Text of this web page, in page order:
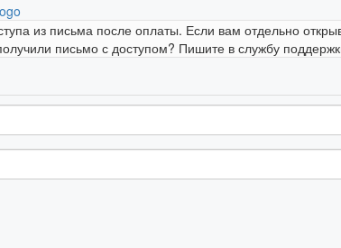
из письма после оплаты. Если вам отдельно
письмо с доступом? Пишите в службу